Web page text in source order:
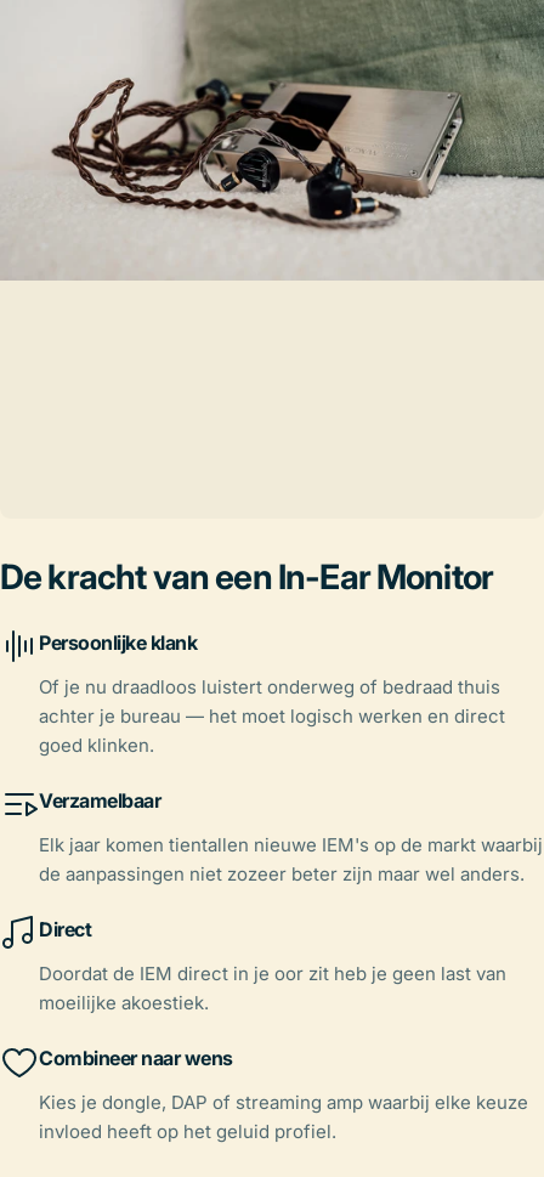
De kracht van een In-Ear Monitor
Persoonlijke klank
Of je nu draadloos luistert onderweg of bedraad thuis
achter je bureau — het moet logisch werken en direct
goed klinken.
Verzamelbaar
Elk jaar komen tientallen nieuwe IEM's op de markt waarbij
de aanpassingen niet zozeer beter zijn maar wel anders.
Direct
Doordat de IEM direct in je oor zit heb je geen last van
moeilijke akoestiek.
Combineer naar wens
Kies je dongle, DAP of streaming amp waarbij elke keuze
invloed heeft op het geluid profiel.